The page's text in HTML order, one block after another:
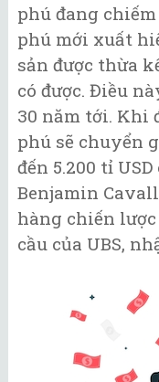
phú đang
phú mới xuất
sản được thừa
có được. Điều
30 năm tới. Khi
phú sẽ chuyển
đến 5.200 tỉ
Benjamin
hàng chiến
cầu của UBS,